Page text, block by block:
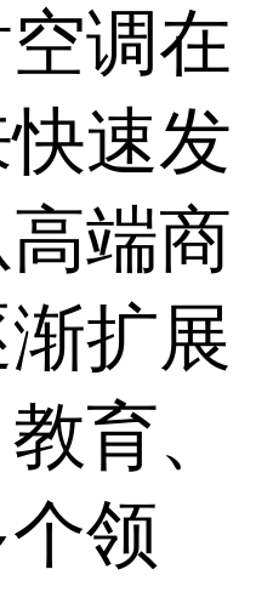
调在
速发
端商
扩展
育、
领